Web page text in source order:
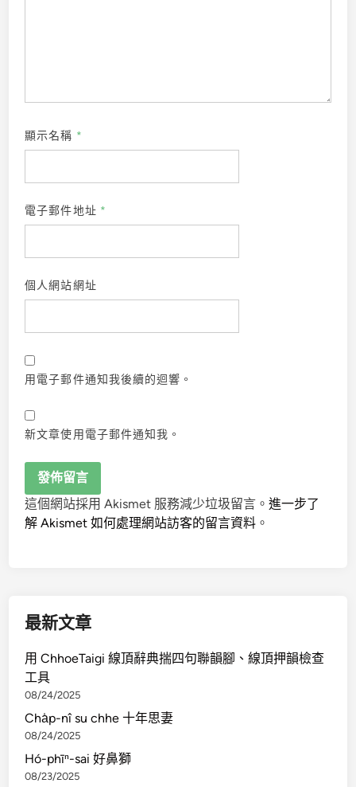
顯示名稱 *
電子郵件地址 *
個人網站網址
用電子郵件通知我後續的迴響。
新文章使用電子郵件通知我。
這個網站採用 Akismet 服務減少垃圾留言。進一步了
解 Akismet 如何處理網站訪客的留言資料 。
最新文章
用 ChhoeTaigi 線頂辭典揣四句聯韻腳、線頂押韻檢查
工具
08/24/2025
Cha̍p-nî su chhe 十年思妻
08/24/2025
Hó-phīⁿ-sai 好鼻獅
08/23/2025